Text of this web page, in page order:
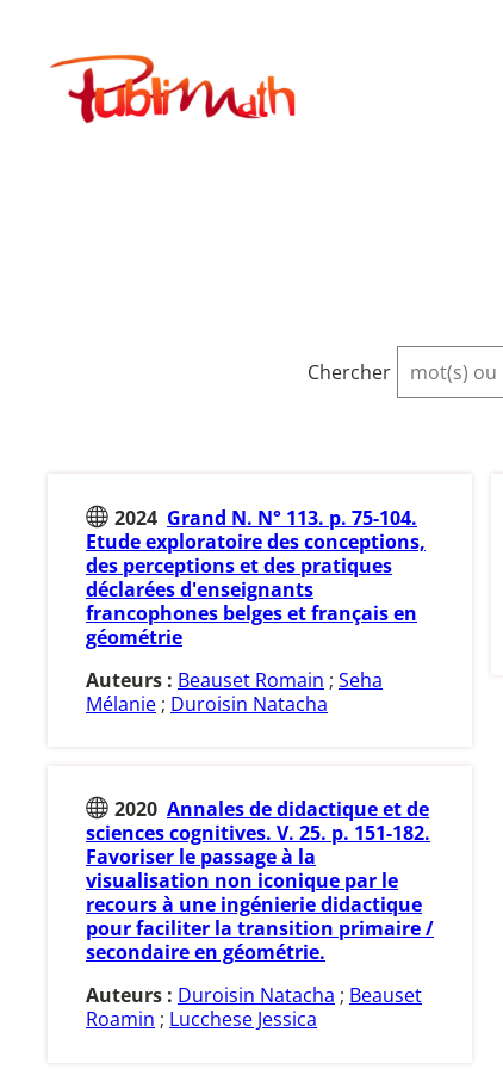
contenuPublimath
Chercher
2024 Grand N. N° 113. p. 75-104.
Etude exploratoire des conceptions,
des perceptions et des pratiques
déclarées d'enseignants
francophones belges et français en
géométrie
Auteurs : Beauset Romain ; Seha
Mélanie ; Duroisin Natacha
2020 Annales de didactique et de
sciences cognitives. V. 25. p. 151-182.
Favoriser le passage à la
visualisation non iconique par le
recours à une ingénierie didactique
pour faciliter la transition primaire /
secondaire en géométrie.
Auteurs : Duroisin Natacha ; Beauset
Roamin ; Lucchese Jessica